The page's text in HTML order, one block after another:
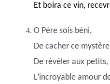
Et boira ce vin,
O Père sois béni,
De cacher ce
De révéler aux petits,
L’incroyable amour